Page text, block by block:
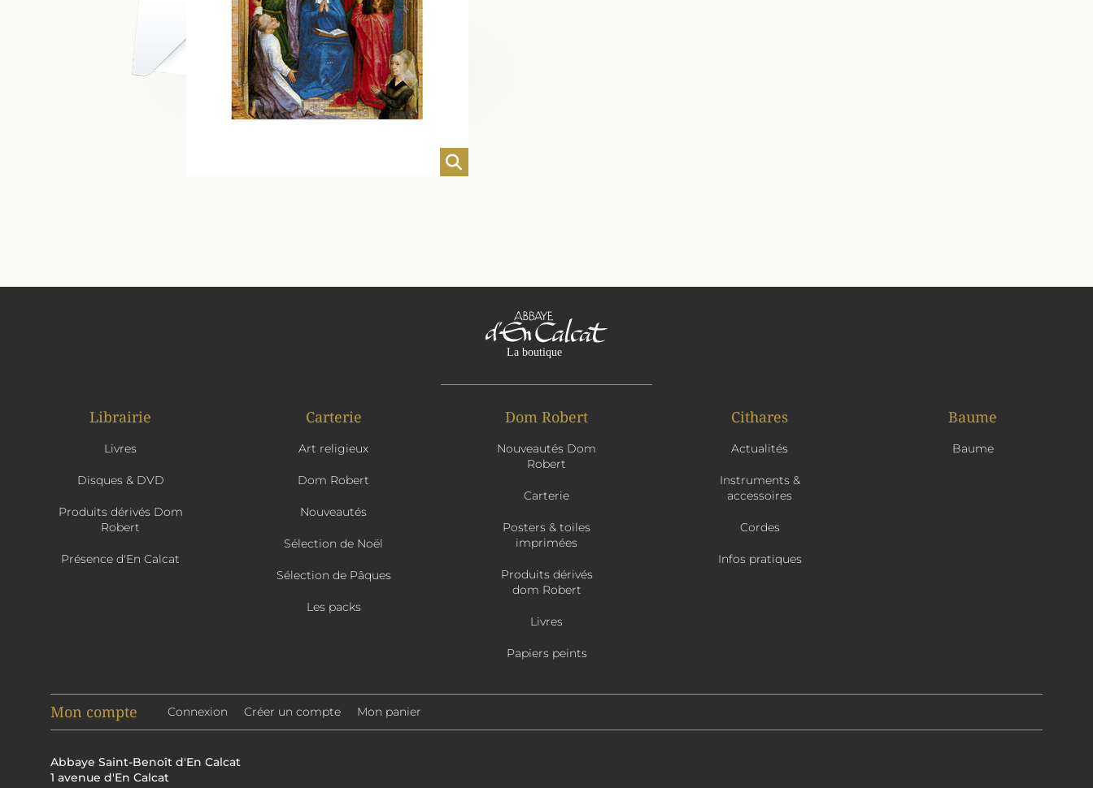
Librairie
Livres
Disques & DVD
Produits dérivés Dom
Robert
Présence d'En Calcat
Carterie
Art religieux
Dom Robert
Nouveautés
Sélection de Noël
Sélection de Pâques
Les packs
Dom Robert
Nouveautés Dom
Robert
Carterie
Posters & toiles
imprimées
Produits dérivés
dom Robert
Livres
Papiers peints
Cithares
Actualités
Instruments &
accessoires
Cordes
Infos pratiques
Baume
Baume
Mon compte Connexion Créer un compte Mon panier
Abbaye Saint-Benoît d'En Calcat
1 avenue d'En Calcat